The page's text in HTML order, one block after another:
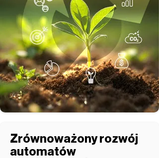
Zrównoważony rozwój
automatów